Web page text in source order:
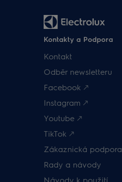
Kontakty a Podpora
Kontakt
Odběr newsletteru
Facebook 🡕
Instagram 🡕
Youtube 🡕
TikTok 🡕
Zákaznická podpora
Rady a návody
Návody k použití